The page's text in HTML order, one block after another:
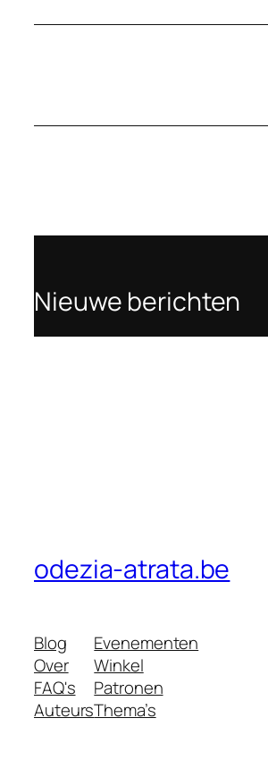
Nieuwe berichten
odezia-atrata.be
Blog
Over
FAQ's
Auteurs
Evenementen
Winkel
Patronen
Thema’s